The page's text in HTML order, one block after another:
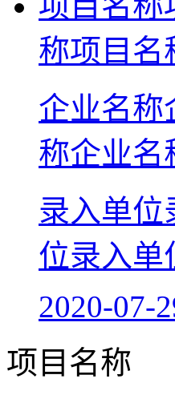
称项目名
企业名称
称企业名
录入单位
位录入单
2020-07-
项目名称